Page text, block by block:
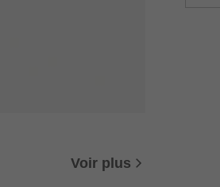
Voir plus